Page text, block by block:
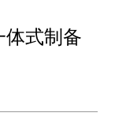
体式制备